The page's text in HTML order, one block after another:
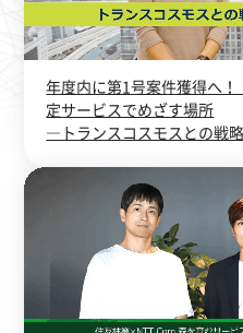
年度内に第1号案件獲得へ
定サービスでめざす場所
―トランスコスモスとの戦